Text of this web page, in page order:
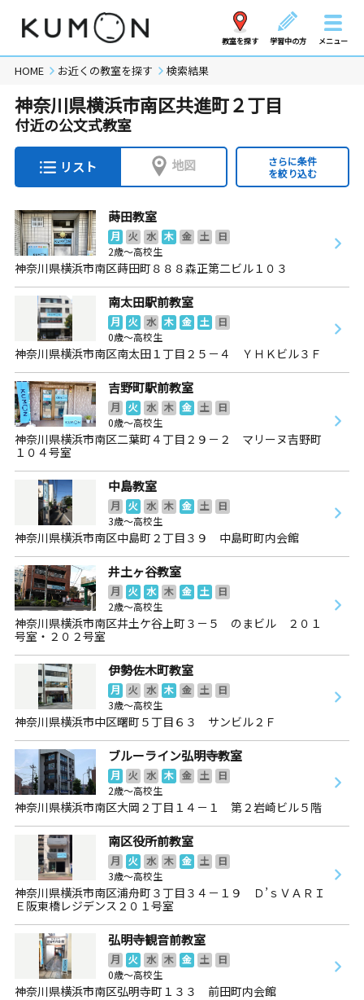
教室を探す 学習中の方 メニュー
HOME お近くの教室を探す 検索結果
神奈川県横浜市南区共進町２丁目
付近の公文式教室
リスト 地図
さらに条件
を絞り込む
蒔田教室
月 火 水 木 金 土
日
2歳～高校生
神奈川県横浜市南区蒔田町８８８森正第二ビル１０３
南太田駅前教室
月 火 水 木 金 土
日
0歳～高校生
神奈川県横浜市南区南太田１丁目２５－４ ＹＨＫビル３Ｆ
吉野町駅前教室
月 火 水 木 金 土
日
0歳～高校生
神奈川県横浜市南区二葉町４丁目２９－２ マリーヌ吉野町
１０４号室
中島教室
月 火 水 木 金 土
日
3歳～高校生
神奈川県横浜市南区中島町２丁目３９ 中島町町内会館
井土ヶ谷教室
月 火 水 木 金 土
日
2歳～高校生
神奈川県横浜市南区井土ケ谷上町３－５ のまビル ２０１
号室・２０２号室
伊勢佐木町教室
月 火 水 木 金 土
日
3歳～高校生
神奈川県横浜市中区曙町５丁目６３ サンビル２Ｆ
ブルーライン弘明寺教室
月 火 水 木 金 土
日
2歳～高校生
神奈川県横浜市南区大岡２丁目１４－１ 第２岩崎ビル５階
南区役所前教室
月 火 水 木 金 土
日
3歳～高校生
神奈川県横浜市南区浦舟町３丁目３４－１９ Ｄ’ｓＶＡＲＩ
Ｅ阪東橋レジデンス２０１号室
弘明寺観音前教室
月 火 水 木 金 土
日
0歳～高校生
神奈川県横浜市南区弘明寺町１３３ 前田町内会館